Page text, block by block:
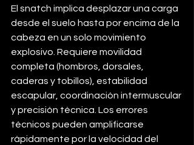
El snatch implica desplazar una carga
desde el suelo hasta por encima de la
cabeza en un solo movimiento
explosivo. Requiere movilidad
completa (hombros, dorsales,
caderas y tobillos), estabilidad
escapular, coordinación intermuscular
y precisión técnica. Los errores
técnicos pueden amplificarse
rápidamente por la velocidad del